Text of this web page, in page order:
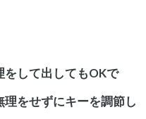
をして出してもOKで
をせずにキーを調節し